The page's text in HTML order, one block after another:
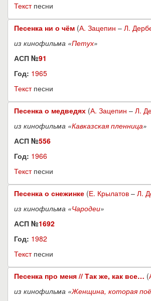
Текстпесни
Песенка ни о чём (А. Зацепин – Л.
из кинофильма «Петух»
АСП №91
Год: 1965
Текстпесни
Песенка о медведях (А. Зацепин – Л.
из кинофильма «Кавказская пленница»
АСП №556
Год: 1966
Текстпесни
Песенка о снежинке (Е. Крылатов – Л.
из кинофильма «Чародеи»
АСП №1692
Год: 1982
Текстпесни
Песенка про меня // Так же, как все… (
из кинофильма «Женщина, которая